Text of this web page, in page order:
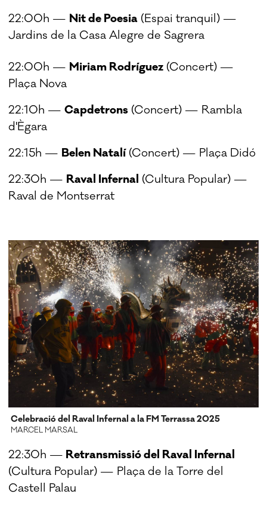
22:00h — Nit de Poesia (Espai tranquil) —
Jardins de la Casa Alegre de Sagrera
22:00h — Miriam Rodríguez (Concert) —
Plaça Nova
22:10h —Capdetrons (Concert) — Rambla
d'Ègara
22:15h — Belen Natalí(Concert) — Plaça Didó
22:30h — Raval Infernal (Cultura Popular) —
Raval de Montserrat
Celebració del Raval Infernal a la FM Terrassa 2025
MARCEL MARSAL
22:30h — Retransmissió del Raval Infernal
(Cultura Popular) — Plaça de la Torre del
Castell Palau